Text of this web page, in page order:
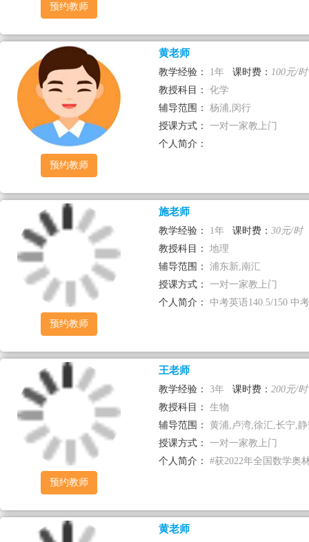
预约教师
预约教师
黄老师
教学经验： 1年 课时费： 100元/时
教授科目：
化学
辅导范围：
杨浦,闵行
授课方式：
一对一家教上门
个人简介：
预约教师
施老师
教学经验： 1年 课时费： 30元/时
教授科目：
地理
辅导范围：
浦东新,南汇
授课方式：
一对一家教上门
个人简介：
中考英语140.5/150 中
预约教师
王老师
教学经验： 3年 课时费： 200元/时
教授科目：
生物
辅导范围：
黄浦,卢湾,徐汇,长宁,
授课方式：
一对一家教上门
个人简介：
#获2022年全国数学奥
黄老师